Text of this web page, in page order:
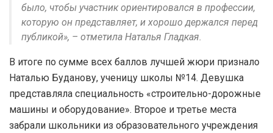
было, чтобы участник ориентировался в профессии,
которую он представляет, и хорошо держался перед
публикой», – отметила Наталья Гладкая.
В итоге по сумме всех баллов лучшей жюри признало
Наталью Буданову, ученицу школы №14. Девушка
представляла специальность «строительно-дорожные
машины и оборудование». Второе и третье места
забрали школьники из образовательного учреждения